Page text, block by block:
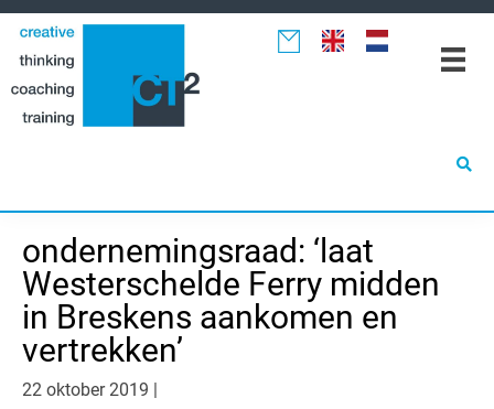
Spring
naar
hoofdnavigatie
Door
naar
Spring
naar
eerste
ondernemingsraad: ‘laat
Westerschelde Ferry midden
in Breskens aankomen en
vertrekken’
22 oktober 2019